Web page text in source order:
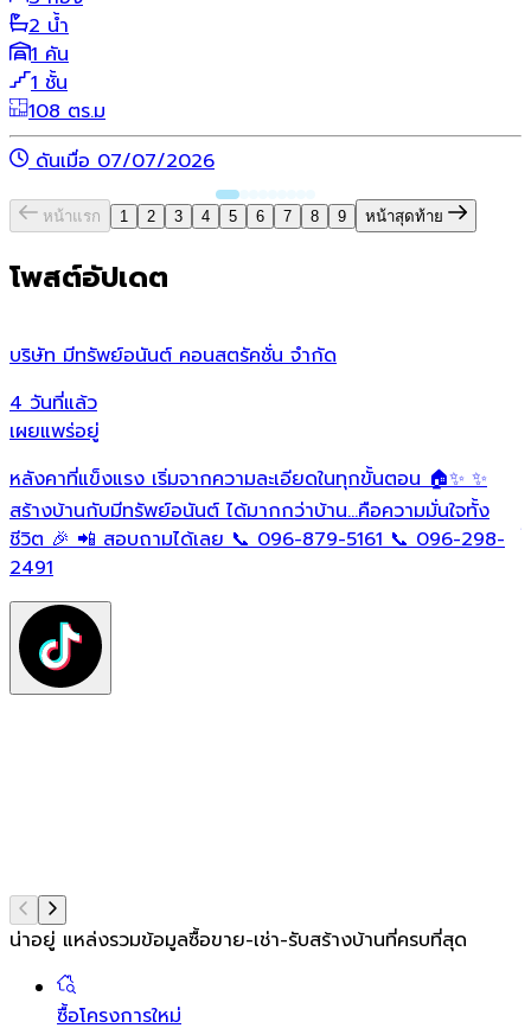
2 น้ำ
1 คัน
1 ชั้น
108 ตร.ม
ดันเมื่อ 07/07/2026
หน้าแรก 1 2 3 4 5 6 7 8 9 หน้าสุดท้าย
โพสต์อัปเดต
บริษัท มีทรัพย์อนันต์ คอนสตรัคชั่น จํากัด
4 วันที่แล้ว
เผยแพร่อยู่
หลังคาที่แข็งแรง เริ่มจากความละเอียดในทุกขั้นตอน 🏠✨ ✨
สร้างบ้านกับมีทรัพย์อนันต์ ได้มากกว่าบ้าน…คือความมั่นใจทั้ง
ชีวิต 🎉 📲 สอบถามได้เลย 📞 096-879-5161 📞 096-298-
2491
น่าอยู่ แหล่งรวมข้อมูลซื้อขาย-เช่า-รับสร้างบ้านที่ครบที่สุด
ซื้อโครงการใหม่